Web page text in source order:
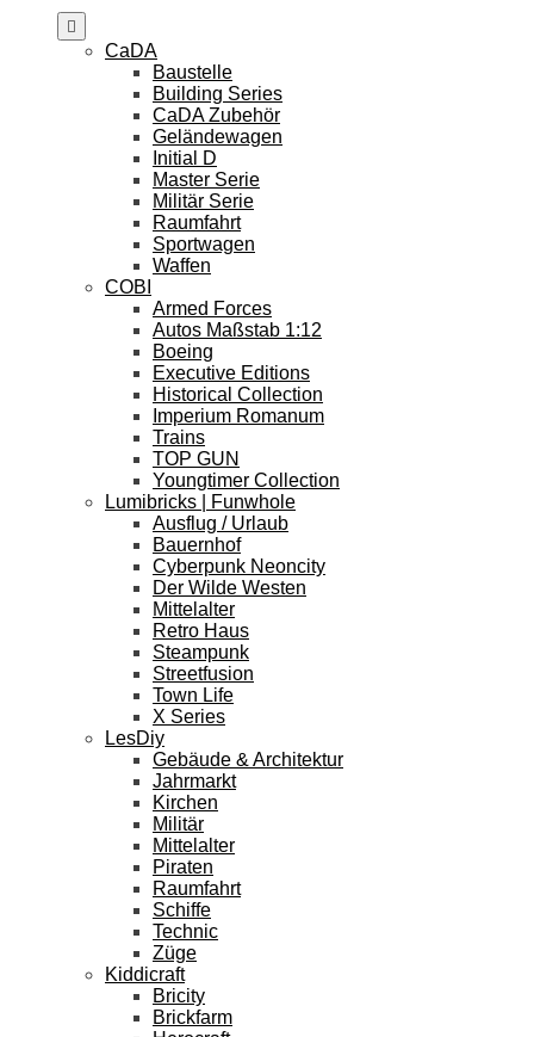
CaDA
Baustelle
Building Series
CaDA Zubehör
Geländewagen
Initial D
Master Serie
Militär Serie
Raumfahrt
Sportwagen
Waffen
COBI
Armed Forces
Autos Maßstab 1:12
Boeing
Executive Editions
Historical Collection
Imperium Romanum
Trains
TOP GUN
Youngtimer Collection
Lumibricks | Funwhole
Ausflug / Urlaub
Bauernhof
Cyberpunk Neoncity
Der Wilde Westen
Mittelalter
Retro Haus
Steampunk
Streetfusion
Town Life
X Series
LesDiy
Gebäude & Architektur
Jahrmarkt
Kirchen
Militär
Mittelalter
Piraten
Raumfahrt
Schiffe
Technic
Züge
Kiddicraft
Bricity
Brickfarm